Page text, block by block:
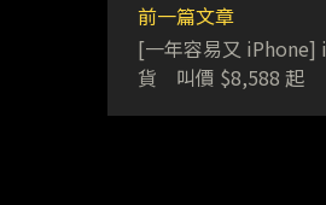
前一篇文章
[一年容易又 iPhone]
貨 叫價 $8,588 起